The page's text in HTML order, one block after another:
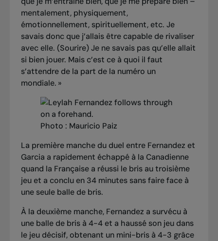
mentalement, physiquement,
émotionnellement, spirituellement, etc. Je
savais donc que j’allais être capable de rivaliser
avec elle. (Sourire) Je ne savais pas qu’elle allait
si bien jouer. Mais c’est ce à quoi il faut
s’attendre de la part de la numéro un
mondiale. »
Photo : Mauricio Paiz
La première manche du duel entre Fernandez et
Garcia a rapidement échappé à la Canadienne
quand la Française a réussi le bris au troisième
jeu et a conclu en 34 minutes sans faire face à
une seule balle de bris.
À la deuxième manche, Fernandez a survécu à
une balle de bris à 4-4 et a haussé son jeu dans
le jeu décisif, obtenant un mini-bris à 4-3 grâce